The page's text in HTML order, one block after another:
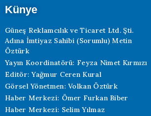
Künye
Güneş Reklamcılık ve Ticaret Ltd. Şti.
Adına İmtiyaz Sahibi (Sorumlu) Metin
Öztürk
Yayın Koordinatörü: Feyza Nimet Kırmızı
Editör: Yağmur Ceren Kural
Görsel Yönetmen: Volkan Öztürk
Haber Merkezi: Ömer Furkan Biber
Haber Merkezi: Selim Yılmaz